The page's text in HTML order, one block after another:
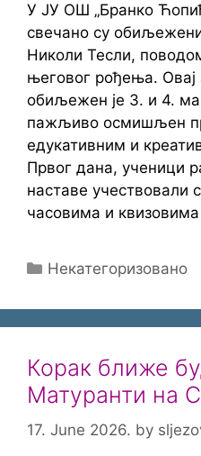
У ЈУ ОШ „Бранко
свечано су
Николи Тесли,
његовог рођења. Овај
обиљежен је 3. и 4.
пажљиво осмишљен
едукативним и
Првог дана, ученици
наставе учествовали
часовима и
Categories
Некатегоризовано
Корак ближе
Матуранти на
17. June 2026. by